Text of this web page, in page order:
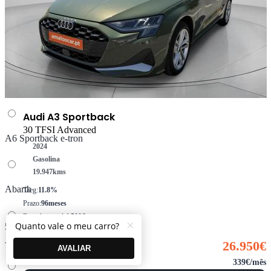
A5 Limousine e-hybrid
A6 Avant e-tron
A6 Sportback e-tron
Abarth
500
Alfa Romeo
Audi A3 Sportback
30 TFSI Advanced
2024
Gasolina
19.947kms
Taeg:11.8%
Prazo:96meses
Entrada inicial:4.500€
Montante financiado:22.450€
26.950€
339€/mês
×
Quanto vale o meu carro?
AVALIAR